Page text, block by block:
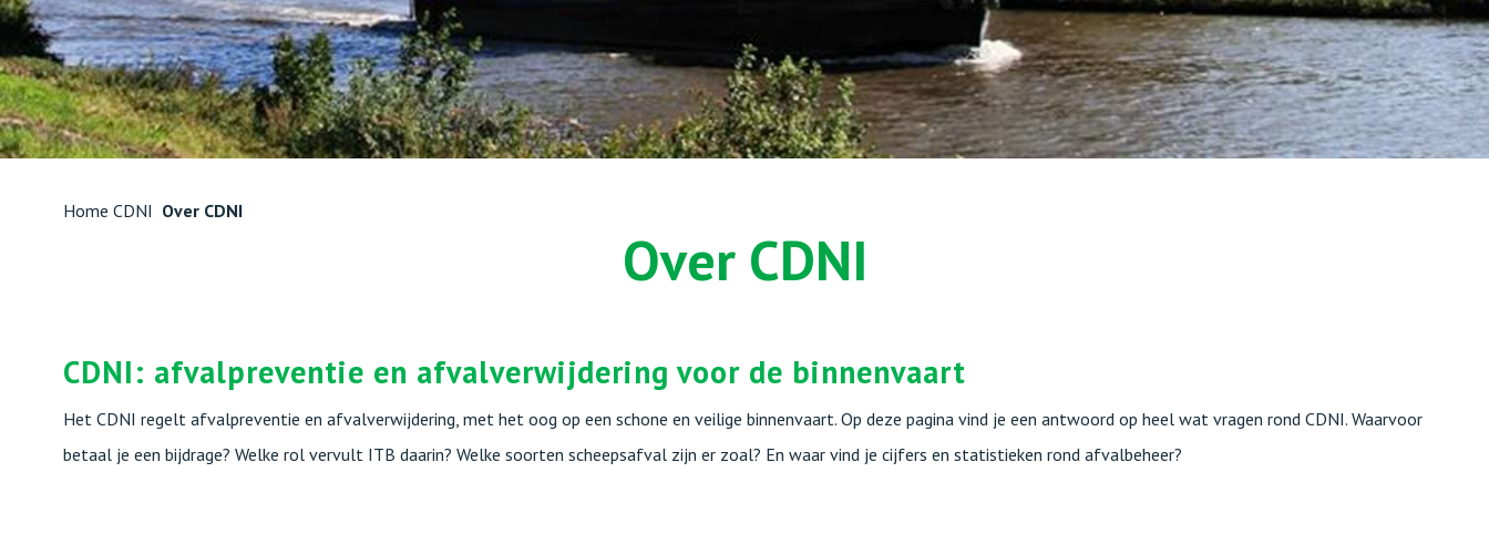
Home CDNI Over CDNI
Over CDNI
CDNI: afvalpreventie en afvalverwijdering voor de binnenvaart
Het CDNI regelt afvalpreventie en afvalverwijdering, met het oog op een schone en veilige binnenvaart. Op deze pagina vind je een antwoord op heel wat vragen rond CDNI. Waarvoor
betaal je een bijdrage? Welke rol vervult ITB daarin? Welke soorten scheepsafval zijn er zoal? En waar vind je cijfers en statistieken rond afvalbeheer?